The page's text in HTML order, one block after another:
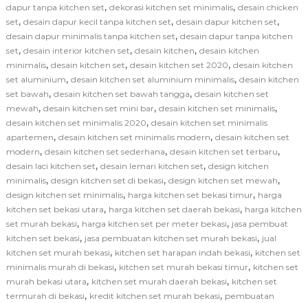
dapur tanpa kitchen set, dekorasi kitchen set minimalis, desain chicken
set, desain dapur kecil tanpa kitchen set, desain dapur kitchen set,
desain dapur minimalis tanpa kitchen set, desain dapur tanpa kitchen
set, desain interior kitchen set, desain kitchen, desain kitchen
minimalis, desain kitchen set, desain kitchen set 2020, desain kitchen
set aluminium, desain kitchen set aluminium minimalis, desain kitchen
set bawah, desain kitchen set bawah tangga, desain kitchen set
mewah, desain kitchen set mini bar, desain kitchen set minimalis,
desain kitchen set minimalis 2020, desain kitchen set minimalis
apartemen, desain kitchen set minimalis modern, desain kitchen set
modern, desain kitchen set sederhana, desain kitchen set terbaru,
desain laci kitchen set, desain lemari kitchen set, design kitchen
minimalis, design kitchen set di bekasi, design kitchen set mewah,
design kitchen set minimalis, harga kitchen set bekasi timur, harga
kitchen set bekasi utara, harga kitchen set daerah bekasi, harga kitchen
set murah bekasi, harga kitchen set per meter bekasi, jasa pembuat
kitchen set bekasi, jasa pembuatan kitchen set murah bekasi, jual
kitchen set murah bekasi, kitchen set harapan indah bekasi, kitchen set
minimalis murah di bekasi, kitchen set murah bekasi timur, kitchen set
murah bekasi utara, kitchen set murah daerah bekasi, kitchen set
termurah di bekasi, kredit kitchen set murah bekasi, pembuatan